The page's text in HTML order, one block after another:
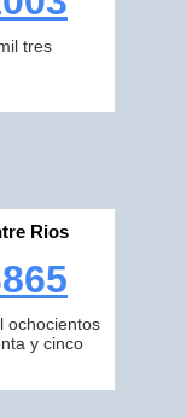
tres
Rios
ochocientos
y cinco